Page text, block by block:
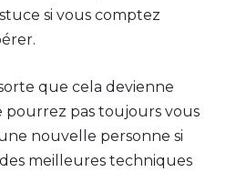
si vous comptez
que cela devienne
pourrez pas toujours vous
nouvelle personne si
meilleures techniques